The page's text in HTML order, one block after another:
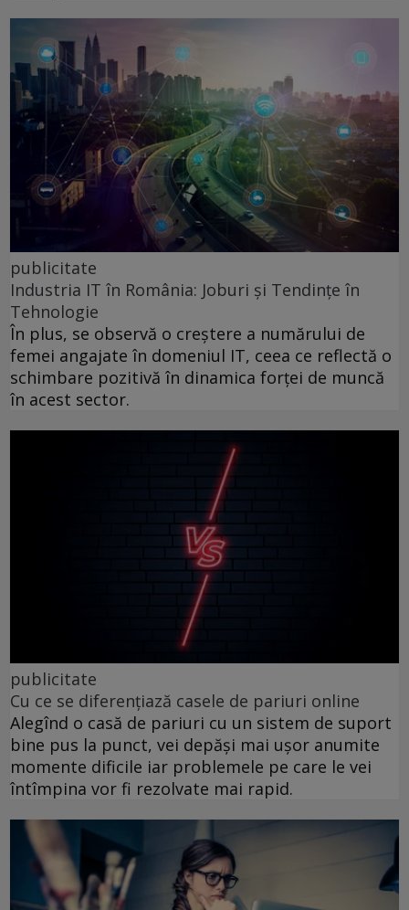
publicitate
Industria IT în România: Joburi și Tendințe în
Tehnologie
În plus, se observă o creștere a numărului de
femei angajate în domeniul IT, ceea ce reflectă o
schimbare pozitivă în dinamica forței de muncă
în acest sector.
publicitate
Cu ce se diferențiază casele de pariuri online
Alegînd o casă de pariuri cu un sistem de suport
bine pus la punct, vei depăși mai ușor anumite
momente dificile iar problemele pe care le vei
întîmpina vor fi rezolvate mai rapid.